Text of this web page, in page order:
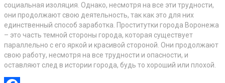
социальная изоляция. Однако, несмотря на все эти трудности,
они продолжают свою деятельность, так как это для них
единственный способ заработка. Проститутки города Воронежа
– это часть темной стороны города, которая существует
параллельно с его яркой и красивой стороной. Они продолжают
свою работу, несмотря на все трудности и опасности, и
оставляют след в истории города, будь то хороший или плохой.